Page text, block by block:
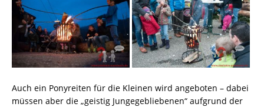
Auch ein Ponyreiten für die Kleinen wird angeboten – dabei
müssen aber die „geistig Jungegebliebenen“ aufgrund der